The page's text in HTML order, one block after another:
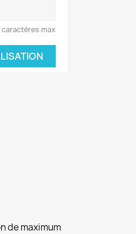
caractères max
de maximum